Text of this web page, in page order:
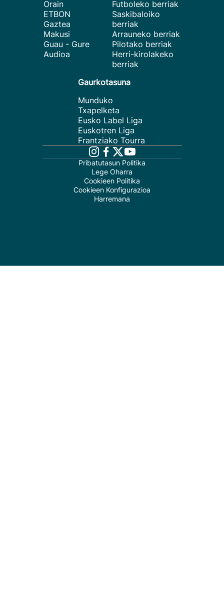
Orain
ETBON
Gaztea
Makusi
Guau - Gure
Audioa
Futboleko berriak
Saskibaloiko
berriak
Arrauneko berriak
Pilotako berriak
Herri-kirolakeko
berriak
Gaurkotasuna
Munduko
Txapelketa
Eusko Label Liga
Euskotren Liga
Frantziako Tourra
Pribatutasun Politika
Lege Oharra
Cookieen Politika
Cookieen Konfigurazioa
Harremana